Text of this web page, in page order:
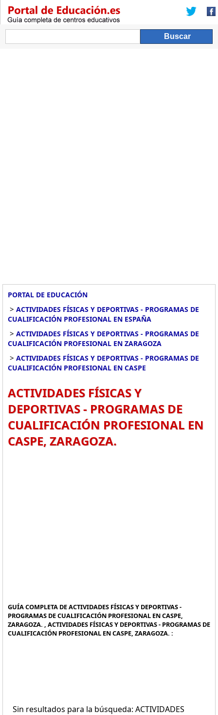
PORTAL DE EDUCACIÓN
> ACTIVIDADES FÍSICAS Y DEPORTIVAS - PROGRAMAS DE
CUALIFICACIÓN PROFESIONAL EN ESPAÑA
> ACTIVIDADES FÍSICAS Y DEPORTIVAS - PROGRAMAS DE
CUALIFICACIÓN PROFESIONAL EN ZARAGOZA
> ACTIVIDADES FÍSICAS Y DEPORTIVAS - PROGRAMAS DE
CUALIFICACIÓN PROFESIONAL EN CASPE
ACTIVIDADES FÍSICAS Y
DEPORTIVAS - PROGRAMAS DE
CUALIFICACIÓN PROFESIONAL EN
CASPE, ZARAGOZA.
GUÍA COMPLETA DE ACTIVIDADES FÍSICAS Y DEPORTIVAS -
PROGRAMAS DE CUALIFICACIÓN PROFESIONAL EN CASPE,
ZARAGOZA. , ACTIVIDADES FÍSICAS Y DEPORTIVAS - PROGRAMAS DE
CUALIFICACIÓN PROFESIONAL EN CASPE, ZARAGOZA. :
Sin resultados para la búsqueda: ACTIVIDADES